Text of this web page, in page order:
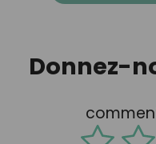
Donnez-